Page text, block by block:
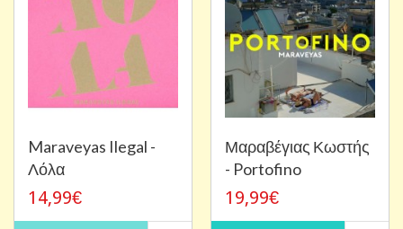
Maraveyas Ilegal -
Λόλα
14,99€
Μαραβέγιας Κωστής
- Portofino
19,99€